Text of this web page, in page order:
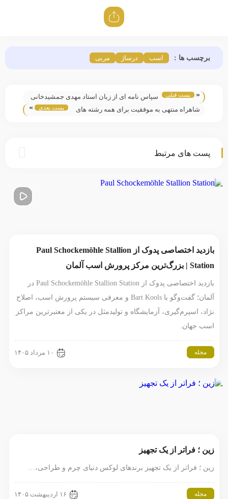
برچسب ها : اسب درساژ مربی
« پست قبلی
سپاس نامه ای از زبان استاد مهدی جمشیدخانی
شاهراه منتهی به موفقیت برای همه رشته های
پست بعدی »
پست های مرتبط
بازدید اختصاصی پدوک از Paul Schockemöhle Stallion
Station | بزرگ‌ترین مرکز پرورش اسب آلمان
بازدید اختصاصی پدوک از Paul Schockemöhle Stallion Station در
آلمان؛ گفت‌وگو با Bart Kools و معرفی سیستم پرورش اسب، اصلاح
نژاد، اسپرم‌گیری، آزمایشگاه و تولیدمثل در یکی از معتبرترین مراکز
اسب جهان.
مجله ۱۰ مرداد ۱۴۰۵
زین ؛ فراتر از یک تجهیز
زین ؛ فراتر از یک تجهیز برندهای لوکس دنیای چرم و طراحی،…
مجله ۱۶ اردیبهشت ۱۴۰۵